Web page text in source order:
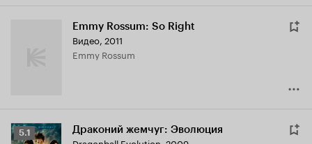
Emmy Rossum: So Right
Видео, 2011
Emmy Rossum
Рейтинг
5.1 Драконий жемчуг: Эволюция